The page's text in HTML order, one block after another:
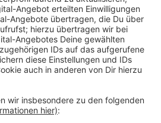
Blumen auch wieder bunt
kehrt dann die Eisbahn wieder